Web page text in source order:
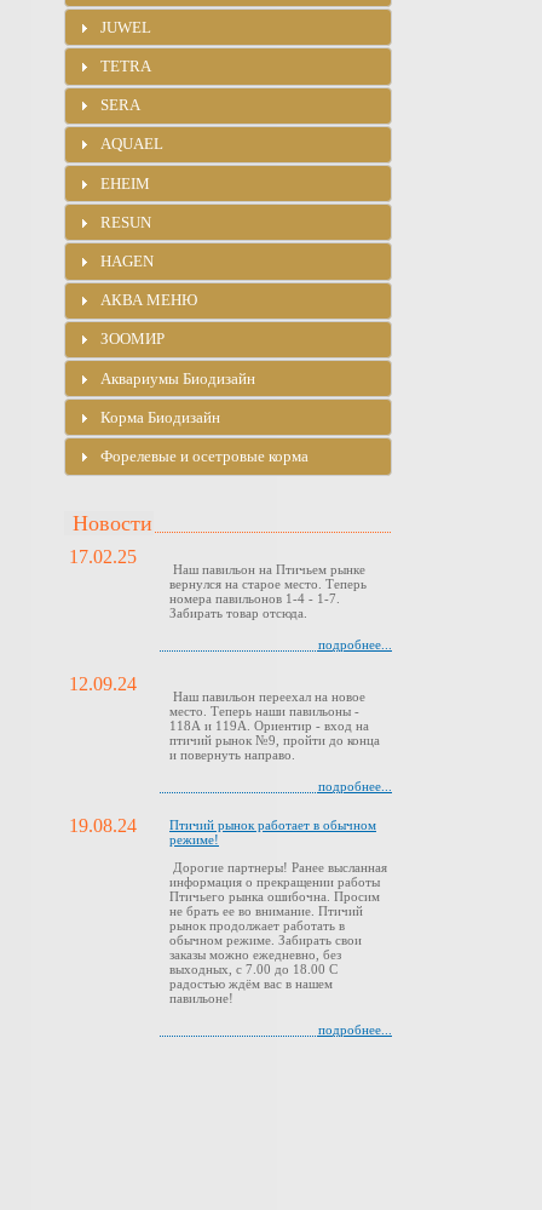
JUWEL
TETRA
SERA
AQUAEL
EHEIM
RESUN
HAGEN
АКВА МЕНЮ
ЗООМИР
Аквариумы Биодизайн
Корма Биодизайн
Форелевые и осетровые корма
Новости
17.02.25
Наш павильон на Птичьем рынке
вернулся на старое место. Теперь
номера павильонов 1-4 - 1-7.
Забирать товар отсюда.
подробнее...
12.09.24
Наш павильон переехал на новое
место. Теперь наши павильоны -
118А и 119А. Ориентир - вход на
птичий рынок №9, пройти до конца
и повернуть направо.
подробнее...
19.08.24
Птичий рынок работает в обычном
режиме!
Дорогие партнеры! Ранее высланная
информация о прекращении работы
Птичьего рынка ошибочна. Просим
не брать ее во внимание. Птичий
рынок продолжает работать в
обычном режиме. Забирать свои
заказы можно ежедневно, без
выходных, с 7.00 до 18.00 С
радостью ждём вас в нашем
павильоне!
подробнее...